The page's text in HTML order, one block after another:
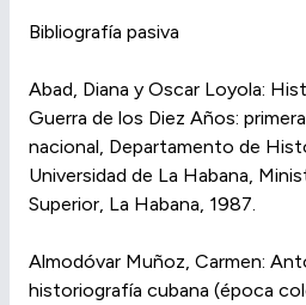
Bibliografía pasiva
Abad, Diana y Oscar Loyola:
Guerra de los Diez Años:
nacional, Departamento de
Universidad de La Habana,
Superior, La Habana, 1987.
Almodóvar Muñoz, Carmen:
historiografía cubana (época